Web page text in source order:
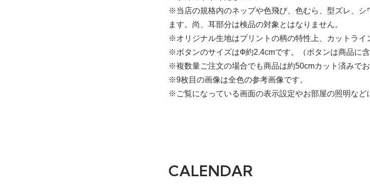
※当店の規格内のネップや色飛び、色むら、型ズレ、
ます。尚、耳部分は検品の対象とはなりません。
※オリジナル生地はプリントの柄の特性上、カットライ
※ボタンのサイズはФ約2.4cmです。（ボタンは商品に含
※複数量ご注文の場合でも商品は約50cmカット済みでお
※9枚目の画像は全色の参考画像です。
※ご覧になっている画面の表示設定やお部屋の照明な
CALENDAR